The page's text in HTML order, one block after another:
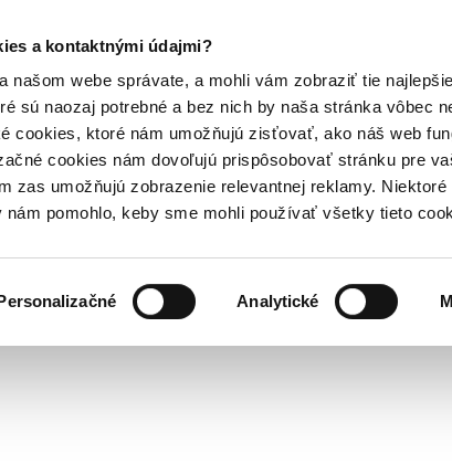
a kontaktnými údajmi?
našom webe správate, a mohli vám zobraziť tie
sú naozaj potrebné a bez nich by naša stránka vôbec
cookies, ktoré nám umožňujú zisťovať, ako náš web
cookies nám dovoľujú prispôsobovať stránku pre
zas umožňujú zobrazenie relevantnej reklamy.
pomohlo, keby sme mohli používať všetky tieto
Analytické